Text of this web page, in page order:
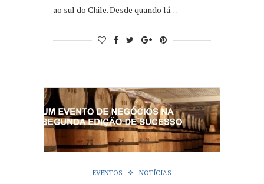
ao sul do Chile. Desde quando lá…
EVENTOS NOTÍCIAS